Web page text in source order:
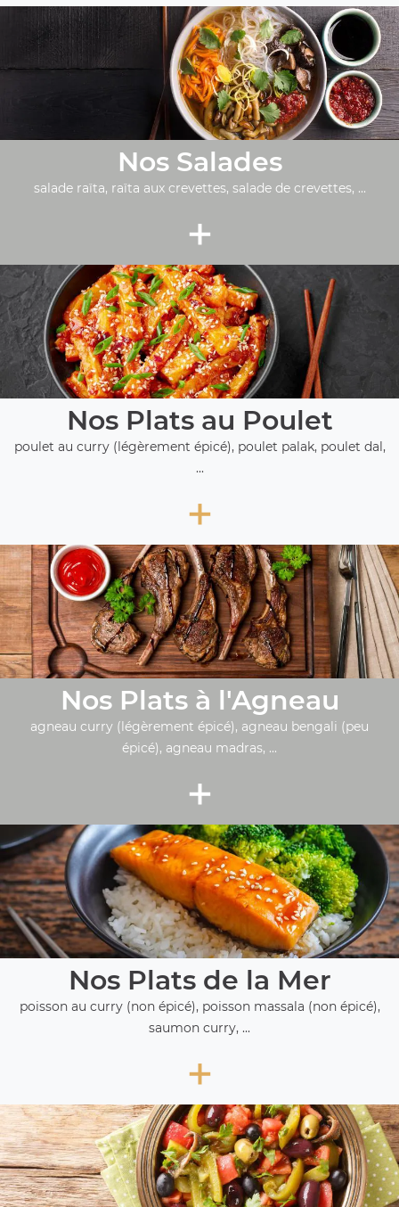
Nos Salades
salade raïta, raïta aux crevettes, salade de crevettes, ...
+
Nos Plats au Poulet
poulet au curry (légèrement épicé), poulet palak, poulet dal,
...
+
Nos Plats à l'Agneau
agneau curry (légèrement épicé), agneau bengali (peu
épicé), agneau madras, ...
+
Nos Plats de la Mer
poisson au curry (non épicé), poisson massala (non épicé),
saumon curry, ...
+